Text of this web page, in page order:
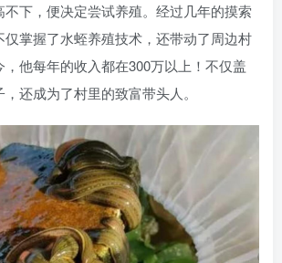
下，便决定尝试养殖。经过几年的摸索
掌握了水蛭养殖技术，还带动了周边村
他每年的收入都在300万以上！不仅盖
还成为了村里的致富带头人。